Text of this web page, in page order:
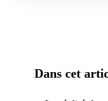
Dans cet